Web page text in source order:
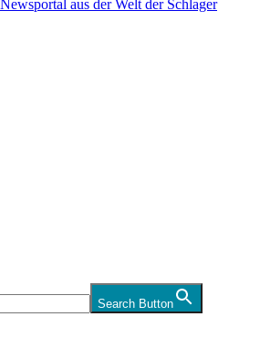
Search Button